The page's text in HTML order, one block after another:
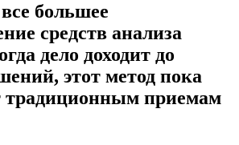
большее
средств анализа
дело доходит до
этот метод пока
традиционным приемам